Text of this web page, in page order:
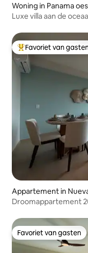
Woning in Panama
Luxe villa aan de
Topfavoriet van
Favoriet van
Appartement in
Droomappartement
Favoriet van gasten
Favoriet van gasten